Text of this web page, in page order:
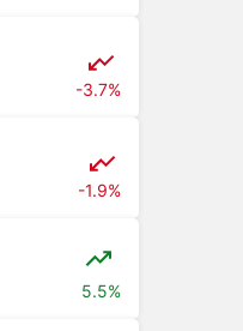
-3.7%
-1.9%
5.5%